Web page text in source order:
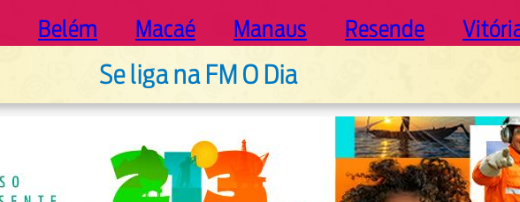
Belém Macaé Manaus Resende
Se liga na FM O Dia